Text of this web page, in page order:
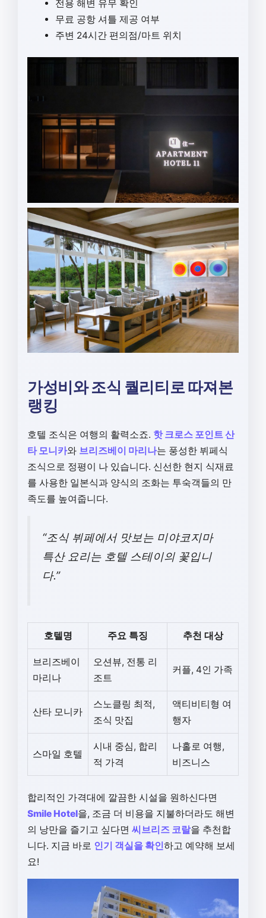
전용 해변 유무 확인
무료 공항 셔틀 제공 여부
주변 24시간 편의점/마트 위치
가성비와 조식 퀄리티로 따져본
랭킹
호텔 조식은 여행의 활력소죠. 핫 크로스 포인트 산
타 모니카와 브리즈베이 마리나는 풍성한 뷔페식
조식으로 정평이 나 있습니다. 신선한 현지 식재료
를 사용한 일본식과 양식의 조화는 투숙객들의 만
족도를 높여줍니다.
“조식 뷔페에서 맛보는 미야코지마
특산 요리는 호텔 스테이의 꽃입니
다.”
호텔명 주요 특징 추천 대상
브리즈베이
마리나
오션뷰, 전통 리
조트
커플, 4인 가족
산타 모니카
스노클링 최적,
조식 맛집
액티비티형 여
행자
스마일 호텔
시내 중심, 합리
적 가격
나홀로 여행,
비즈니스
합리적인 가격대에 깔끔한 시설을 원하신다면
Smile Hotel을, 조금 더 비용을 지불하더라도 해변
의 낭만을 즐기고 싶다면 씨브리즈 코랄을 추천합
니다. 지금 바로 인기 객실을 확인하고 예약해 보세
요!